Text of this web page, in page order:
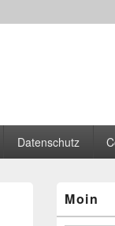
Datenschutz
Seitenleisten-
Moin